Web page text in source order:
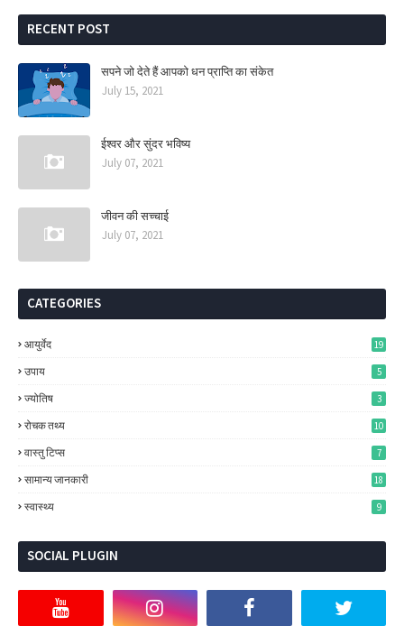
RECENT POST
सपने जो देते हैं आपको धन प्राप्ति का संकेत
July 15, 2021
ईश्वर और सुंदर भविष्य
July 07, 2021
जीवन की सच्चाई
July 07, 2021
CATEGORIES
आयुर्वेद 19
उपाय 5
ज्‍योतिष 3
रोचक तथ्‍य 10
वास्‍तु टिप्‍स 7
सामान्‍य जानकारी 18
स्‍वास्‍थ्‍य 9
SOCIAL PLUGIN